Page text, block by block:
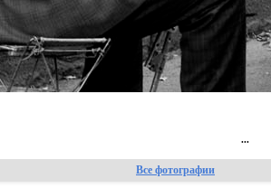
...
Все фотографии